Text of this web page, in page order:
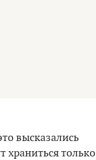
высказались
храниться только